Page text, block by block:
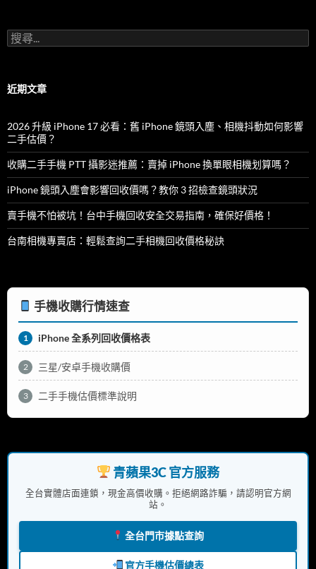
搜
尋
字:
近期文章
2026 升級 iPhone 17 必看：舊 iPhone 鏡頭入塵、相機抖動如何影響
二手估價？
收購二手手機 PTT 攝影迷推薦：賣掉 iPhone 換單眼相機划算嗎？
iPhone 鏡頭入塵會影響回收價嗎？教你 3 招檢查鏡頭狀況
賣手機不怕被坑！台中手機回收安全交易指南，確保好價格！
台南相機專賣店：輕鬆查詢二手相機回收價格秘訣
手機收購行情速查
1 iPhone 全系列回收價格表
2 三星/安卓手機收購價
3 二手手機估價標準說明
青蘋果3C 官方服務
全台實體店面連鎖，現金高價收購。拒絕網路詐騙，請認明官方網
站。
全台門市據點查詢
官方手機估價總表